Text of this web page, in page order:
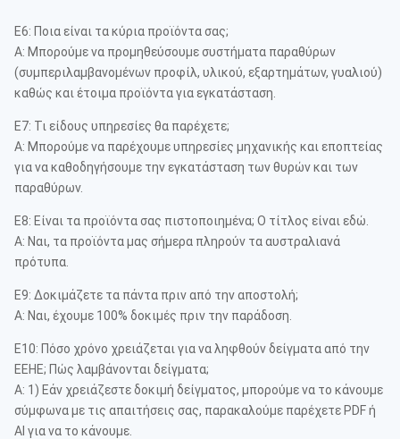
Ε6: Ποια είναι τα κύρια προϊόντα σας;
Α: Μπορούμε να προμηθεύσουμε συστήματα παραθύρων
(συμπεριλαμβανομένων προφίλ, υλικού, εξαρτημάτων, γυαλιού)
καθώς και έτοιμα προϊόντα για εγκατάσταση.
Ε7: Τι είδους υπηρεσίες θα παρέχετε;
Α: Μπορούμε να παρέχουμε υπηρεσίες μηχανικής και εποπτείας
για να καθοδηγήσουμε την εγκατάσταση των θυρών και των
παραθύρων.
Ε8: Είναι τα προϊόντα σας πιστοποιημένα; Ο τίτλος είναι εδώ.
Α: Ναι, τα προϊόντα μας σήμερα πληρούν τα αυστραλιανά
πρότυπα.
Ε9: Δοκιμάζετε τα πάντα πριν από την αποστολή;
Α: Ναι, έχουμε 100% δοκιμές πριν την παράδοση.
Ε10: Πόσο χρόνο χρειάζεται για να ληφθούν δείγματα από την
EEHE; Πώς λαμβάνονται δείγματα;
Α: 1) Εάν χρειάζεστε δοκιμή δείγματος, μπορούμε να το κάνουμε
σύμφωνα με τις απαιτήσεις σας, παρακαλούμε παρέχετε PDF ή
AI για να το κάνουμε.